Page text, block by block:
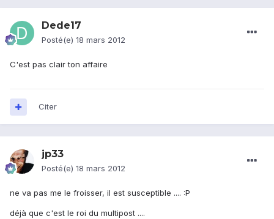
Dede17
Posté(e) 18 mars 2012
C'est pas clair ton affaire
Citer
jp33
Posté(e) 18 mars 2012
ne va pas me le froisser, il est susceptible .... :P
déjà que c'est le roi du multipost ....